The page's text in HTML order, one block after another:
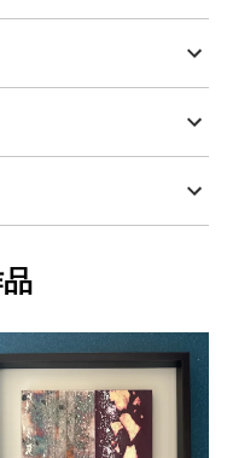
、雲母を重ねて、夜空の